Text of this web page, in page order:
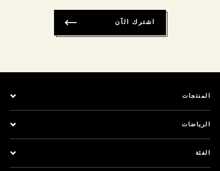
اشترك الآن
المنتجات
الرياضات
الفئة